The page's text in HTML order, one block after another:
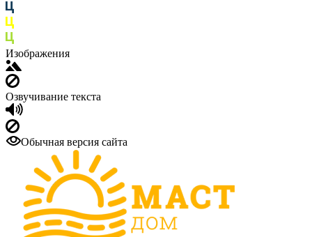
Изображения
Озвучивание текста
Обычная версия сайта